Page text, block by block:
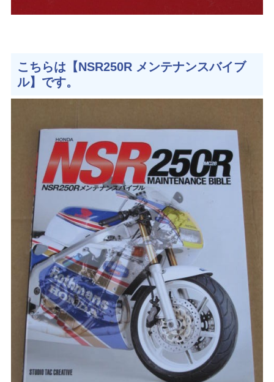
こちらは【NSR250R メンテナンスバイブ
ル】です。